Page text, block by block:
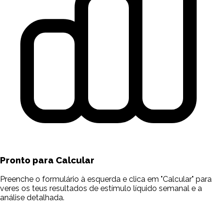
Pronto para Calcular
Preenche o formulário à esquerda e clica em "Calcular" para
veres os teus resultados de estímulo líquido semanal e a
análise detalhada.